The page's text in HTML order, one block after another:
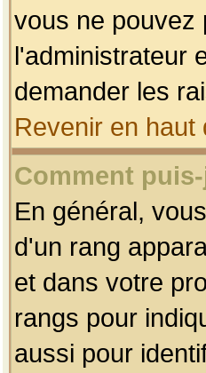
vous ne pouvez
l'administrateur
demander les
Revenir en haut
Comment
En général,
d'un rang
et dans votre
rangs pour
aussi pour